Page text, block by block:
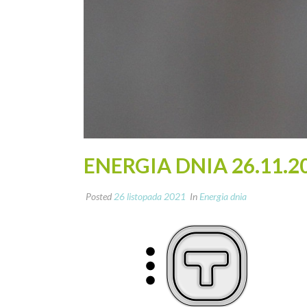
ENERGIA DNIA
Posted 26 listopada 2021 In Energia dnia